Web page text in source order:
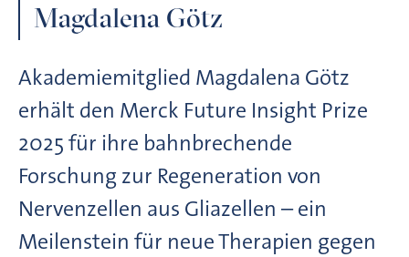
Magdalena Götz
Akademiemitglied Magdalena Götz
erhält den Merck Future Insight Prize
2025 für ihre bahnbrechende
Forschung zur Regeneration von
Nervenzellen aus Gliazellen – ein
Meilenstein für neue Therapien gegen